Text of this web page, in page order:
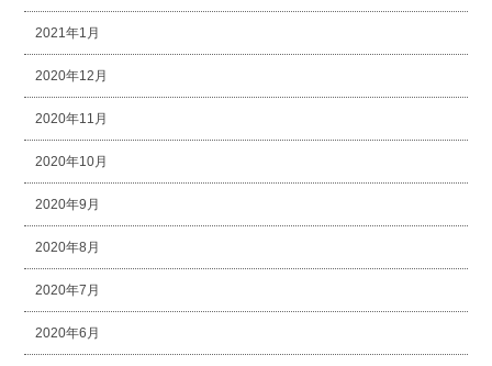
2021年1月
2020年12月
2020年11月
2020年10月
2020年9月
2020年8月
2020年7月
2020年6月